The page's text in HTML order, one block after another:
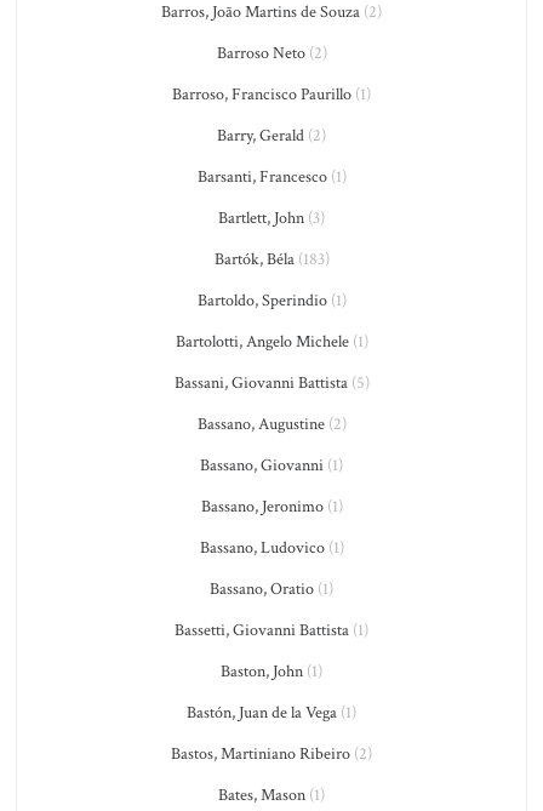
Barros, João Martins de Souza (2)
Barroso Neto(2)
Barroso, Francisco Paurillo (1)
Barry, Gerald (2)
Barsanti, Francesco(1)
Bartlett, John (3)
Bartók, Béla(183)
Bartoldo, Sperindio(1)
Bartolotti, Angelo Michele(1)
Bassani, Giovanni Battista(5)
Bassano, Augustine(2)
Bassano, Giovanni (1)
Bassano, Jeronimo(1)
Bassano, Ludovico(1)
Bassano, Oratio (1)
Bassetti, Giovanni Battista (1)
Baston, John (1)
Bastón, Juan de la Vega (1)
Bastos, Martiniano Ribeiro (2)
Bates, Mason (1)